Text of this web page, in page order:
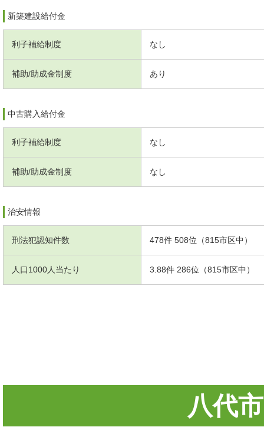
新築建設給付金
利子補給制度 なし
補助/助成金制度 あり
中古購入給付金
利子補給制度 なし
補助/助成金制度 なし
治安情報
刑法犯認知件数 478件 508位（815市区中）
人口1000人当たり 3.88件 286位（815市区中）
八代